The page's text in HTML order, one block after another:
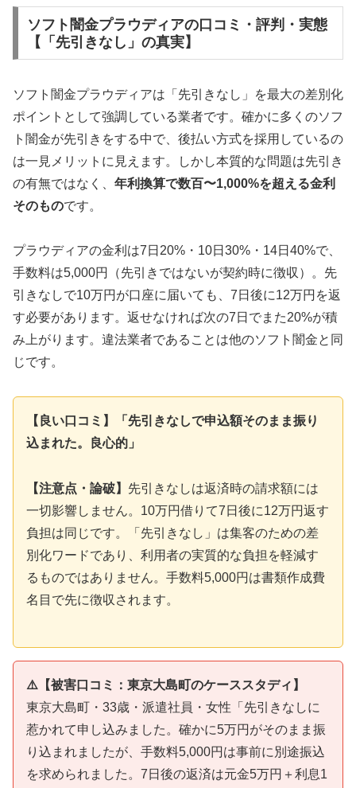
ソフト闇金プラウディアの口コミ・評判・実態
【「先引きなし」の真実】
ソフト闇金プラウディアは「先引きなし」を最大の差別化
ポイントとして強調している業者です。確かに多くのソフ
ト闇金が先引きをする中で、後払い方式を採用しているの
は一見メリットに見えます。しかし本質的な問題は先引き
の有無ではなく、 年利換算で数百〜1,000%を超える金利
そのものです。
プラウディアの金利は7日20%・10日30%・14日40%で、
手数料は5,000円（先引きではないが契約時に徴収）。先
引きなしで10万円が口座に届いても、7日後に12万円を返
す必要があります。返せなければ次の7日でまた20%が積
み上がります。違法業者であることは他のソフト闇金と同
じです。
【良い口コミ】「先引きなしで申込額そのまま振り
込まれた。良心的」
【注意点・論破】 先引きなしは返済時の請求額には
一切影響しません。10万円借りて7日後に12万円返す
負担は同じです。「先引きなし」は集客のための差
別化ワードであり、利用者の実質的な負担を軽減す
るものではありません。手数料5,000円は書類作成費
名目で先に徴収されます。
⚠️【被害口コミ：東京大島町のケーススタディ】
東京大島町・33歳・派遣社員・女性「先引きなしに
惹かれて申し込みました。確かに5万円がそのまま振
り込まれましたが、手数料5,000円は事前に別途振込
を求められました。7日後の返済は元金5万円＋利息1